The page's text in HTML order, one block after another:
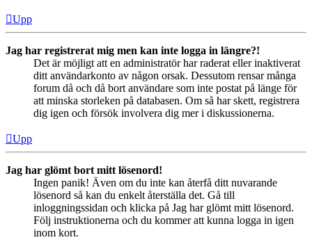
Upp
Jag har registrerat mig men kan inte logga in längre?!
Det är möjligt att en administratör har raderat eller inaktiverat
ditt användarkonto av någon orsak. Dessutom rensar många
forum då och då bort användare som inte postat på länge för
att minska storleken på databasen. Om så har skett, registrera
dig igen och försök involvera dig mer i diskussionerna.
Upp
Jag har glömt bort mitt lösenord!
Ingen panik! Även om du inte kan återfå ditt nuvarande
lösenord så kan du enkelt återställa det. Gå till
inloggningssidan och klicka på Jag har glömt mitt lösenord.
Följ instruktionerna och du kommer att kunna logga in igen
inom kort.